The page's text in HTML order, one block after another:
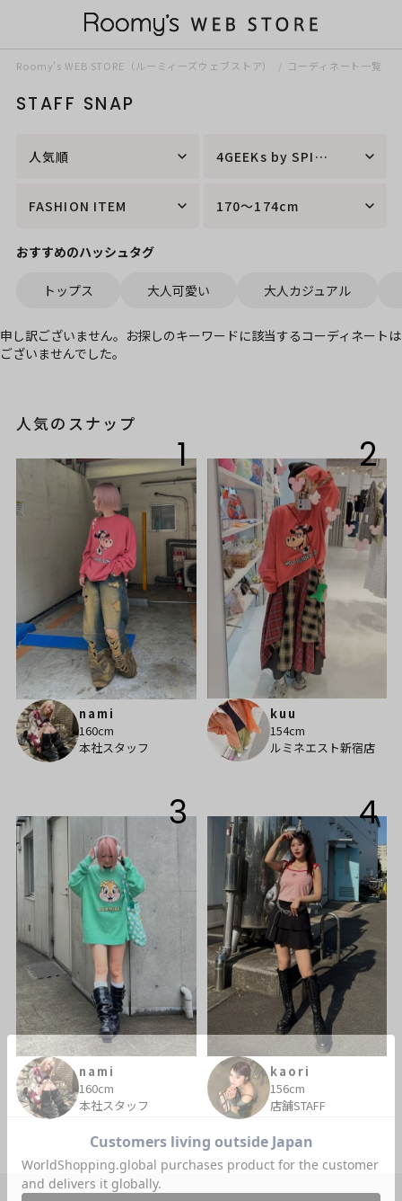
Roomy’s WEB STORE（ルーミィーズウェブストア） コーディネート一覧
STAFF SNAP
人気順 4GEEKs by SPIRALGIRL
FASHION ITEM 170～174cm
おすすめのハッシュタグ
トップス 大人可愛い 大人カジュアル
申し訳ございません。お探しのキーワードに該当するコーディネートは
ございませんでした。
人気のスナップ
1
nami
160cm
本社スタッフ
2
kuu
154cm
ルミネエスト新宿店
3
nami
160cm
本社スタッフ
4
kaori
156cm
店舗STAFF